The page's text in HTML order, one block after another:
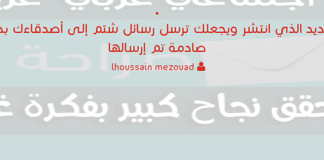
صادمة تم إرسالها